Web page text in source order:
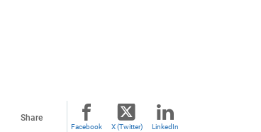
Share
Facebook X (Twitter) LinkedIn